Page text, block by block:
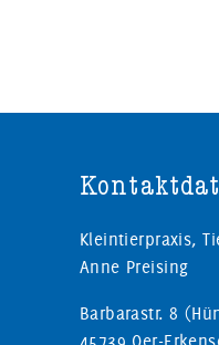
Kleintierpraxis,
Anne Preising
Barbarastr. 8